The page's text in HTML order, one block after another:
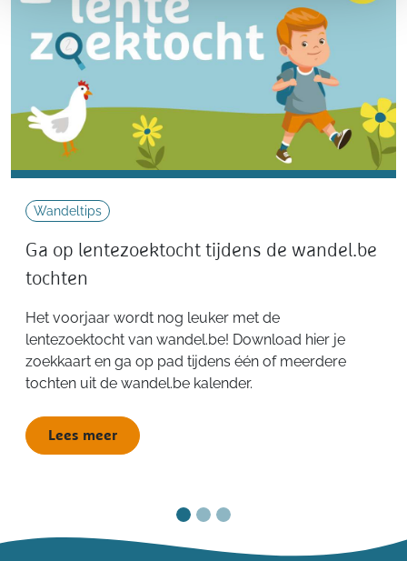
Wandeltips
Ga op lentezoektocht tijdens de wandel.be
tochten
Het voorjaar wordt nog leuker met de
lentezoektocht van wandel.be! Download hier je
zoekkaart en ga op pad tijdens één of meerdere
tochten uit de wandel.be kalender.
Lees meer